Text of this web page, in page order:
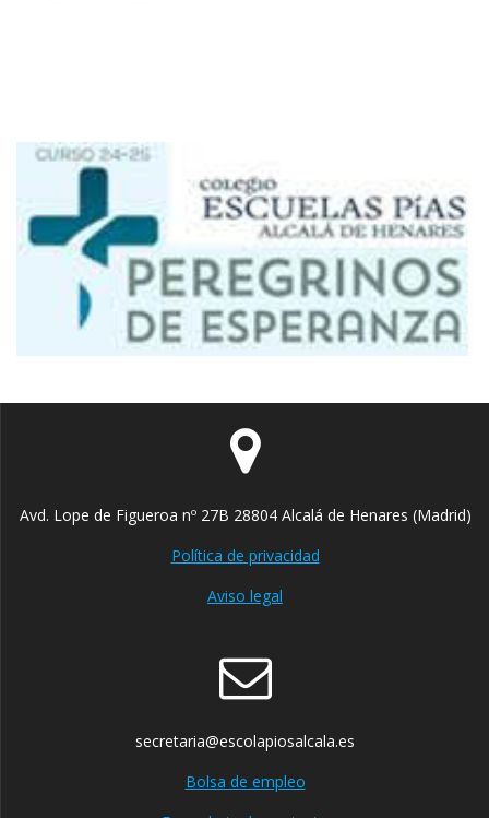
Avd. Lope de Figueroa nº 27B 28804 Alcalá de Henares (Madrid)
Política de privacidad
Aviso legal
secretaria@escolapiosalcala.es
Bolsa de empleo